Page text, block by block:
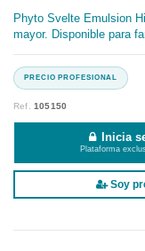
Phyto Svelte Emulsion
mayor. Disponible para
Ref.105150
Inicia
Plataforma
Soy